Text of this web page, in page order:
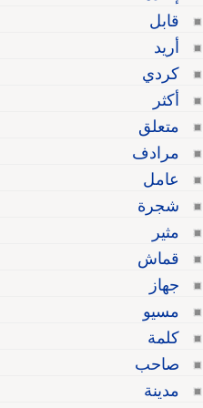
قابل
أريد
كردي
أكثر
متعلق
مرادف
عامل
شجرة
مثير
قماش
جهاز
مسيو
كلمة
صاحب
مدينة